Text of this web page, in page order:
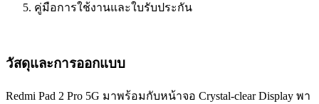
คู่มือการใช้งานและใบรับประกัน
วัสดุและการออกแบบ
Redmi Pad 2 Pro 5G มาพร้อมกับหน้าจอ Crystal-clear Display พา